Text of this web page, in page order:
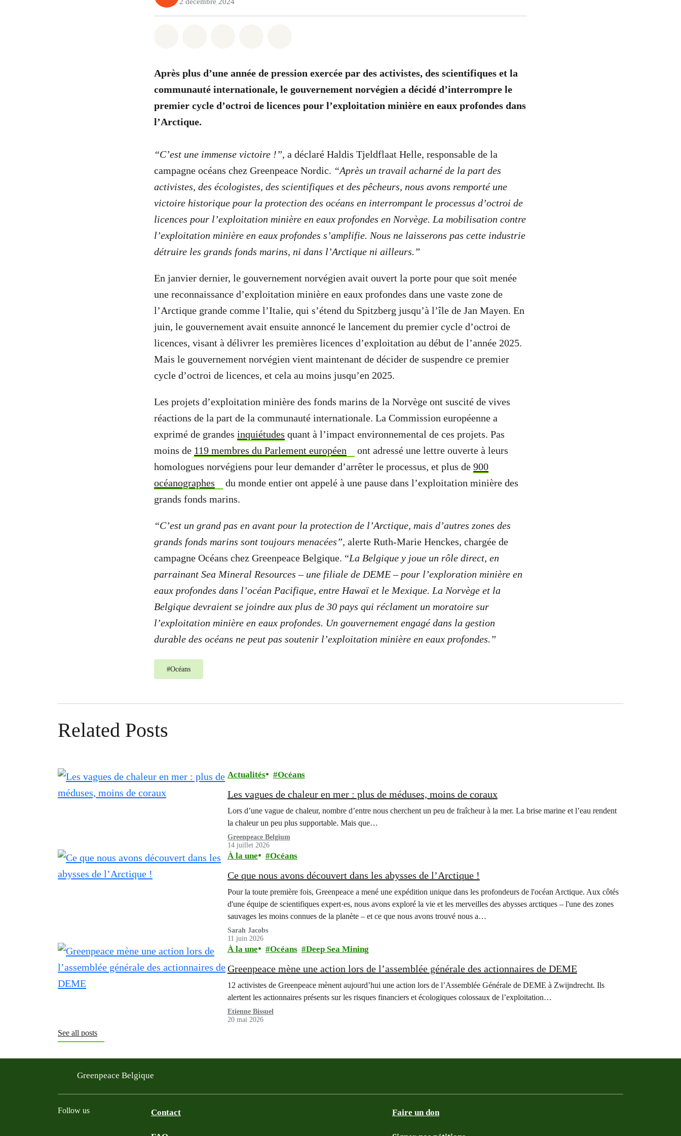
Après plus d’une année de pression exercée par des activistes, des scientifiques et la
communauté internationale, le gouvernement norvégien a décidé d’interrompre le
premier cycle d’octroi de licences pour l’exploitation minière en eaux profondes dans
l’Arctique.
“C’est une immense victoire !”, a déclaré Haldis Tjeldflaat Helle, responsable de la
campagne océans chez Greenpeace Nordic. “Après un travail acharné de la part des
activistes, des écologistes, des scientifiques et des pêcheurs, nous avons remporté une
victoire historique pour la protection des océans en interrompant le processus d’octroi de
licences pour l’exploitation minière en eaux profondes en Norvège. La mobilisation contre
l’exploitation minière en eaux profondes s’amplifie. Nous ne laisserons pas cette industrie
détruire les grands fonds marins, ni dans l’Arctique ni ailleurs.”
En janvier dernier, le gouvernement norvégien avait ouvert la porte pour que soit menée
une reconnaissance d’exploitation minière en eaux profondes dans une vaste zone de
l’Arctique grande comme l’Italie, qui s’étend du Spitzberg jusqu’à l’île de Jan Mayen. En
juin, le gouvernement avait ensuite annoncé le lancement du premier cycle d’octroi de
licences, visant à délivrer les premières licences d’exploitation au début de l’année 2025.
Mais le gouvernement norvégien vient maintenant de décider de suspendre ce premier
cycle d’octroi de licences, et cela au moins jusqu’en 2025.
Les projets d’exploitation minière des fonds marins de la Norvège ont suscité de vives
réactions de la part de la communauté internationale. La Commission européenne a
exprimé de grandes inquiétudes quant à l’impact environnemental de ces projets. Pas
moins de 119 membres du Parlement européen
ont adressé une lettre ouverte à leurs
homologues norvégiens pour leur demander d’arrêter le processus, et plus de 900
océanographes
du monde entier ont appelé à une pause dans l’exploitation minière des
grands fonds marins.
“C’est un grand pas en avant pour la protection de l’Arctique, mais d’autres zones des
grands fonds marins sont toujours menacées”, alerte Ruth-Marie Henckes, chargée de
campagne Océans chez Greenpeace Belgique. “La Belgique y joue un rôle direct, en
parrainant Sea Mineral Resources – une filiale de DEME – pour l’exploration minière en
eaux profondes dans l’océan Pacifique, entre Hawaï et le Mexique. La Norvège et la
Belgique devraient se joindre aux plus de 30 pays qui réclament un moratoire sur
l’exploitation minière en eaux profondes. Un gouvernement engagé dans la gestion
durable des océans ne peut pas soutenir l’exploitation minière en eaux profondes.”
#Océans
Related Posts
Actualités Océans
Les vagues de chaleur en mer : plus de méduses, moins de coraux
Lors d’une vague de chaleur, nombre d’entre nous cherchent un peu de fraîcheur à la mer. La brise marine et l’eau rendent
la chaleur un peu plus supportable. Mais que…
Greenpeace Belgium
14 juillet 2026
À la une Océans
Ce que nous avons découvert dans les abysses de l’Arctique !
Pour la toute première fois, Greenpeace a mené une expédition unique dans les profondeurs de l'océan Arctique. Aux côtés
d'une équipe de scientifiques expert·es, nous avons exploré la vie et les merveilles des abysses arctiques – l'une des zones
sauvages les moins connues de la planète – et ce que nous avons trouvé nous a…
Sarah Jacobs
11 juin 2026
À la une Océans Deep Sea Mining
Greenpeace mène une action lors de l’assemblée générale des actionnaires de DEME
12 activistes de Greenpeace mènent aujourd’hui une action lors de l’Assemblée Générale de DEME à Zwijndrecht. Ils
alertent les actionnaires présents sur les risques financiers et écologiques colossaux de l’exploitation…
Etienne Bissuel
20 mai 2026
See all posts
Greenpeace Belgique
Follow us Contact Faire un don